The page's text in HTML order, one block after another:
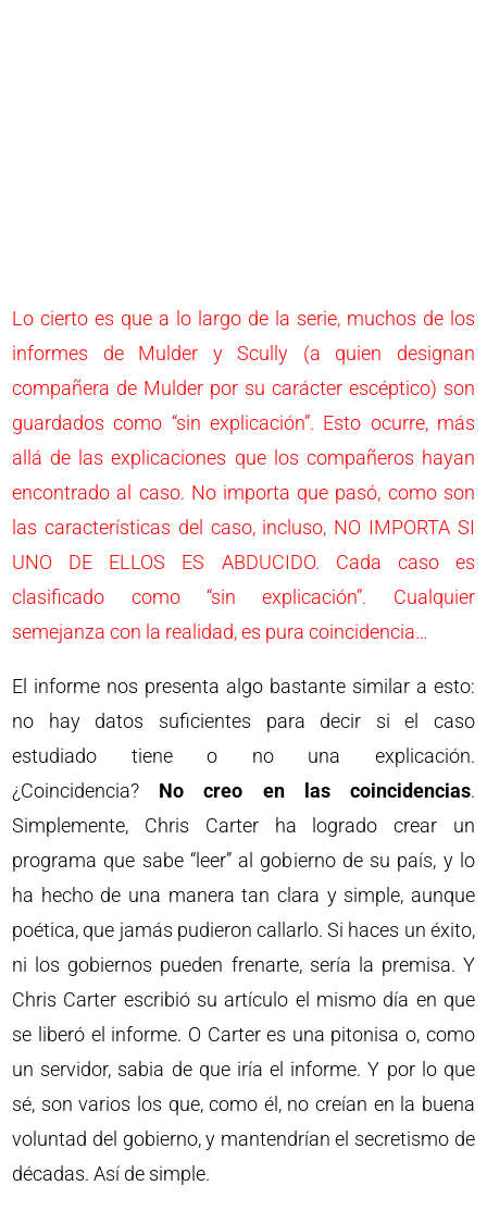
Lo cierto es que a lo largo de la serie, muchos de los
informes de Mulder y Scully (a quien designan
compañera de Mulder por su carácter escéptico) son
guardados como “sin explicación”. Esto ocurre, más
allá de las explicaciones que los compañeros hayan
encontrado al caso. No importa que pasó, como son
las características del caso, incluso, NO IMPORTA SI
UNO DE ELLOS ES ABDUCIDO. Cada caso es
clasificado como “sin explicación”. Cualquier
semejanza con la realidad, es pura coincidencia…
El informe nos presenta algo bastante similar a esto:
no hay datos suficientes para decir si el caso
estudiado tiene o no una explicación.
¿Coincidencia? No creo en las coincidencias.
Simplemente, Chris Carter ha logrado crear un
programa que sabe “leer” al gobierno de su país, y lo
ha hecho de una manera tan clara y simple, aunque
poética, que jamás pudieron callarlo. Si haces un éxito,
ni los gobiernos pueden frenarte, sería la premisa. Y
Chris Carter escribió su artículo el mismo día en que
se liberó el informe. O Carter es una pitonisa o, como
un servidor, sabia de que iría el informe. Y por lo que
sé, son varios los que, como él, no creían en la buena
voluntad del gobierno, y mantendrían el secretismo de
décadas. Así de simple.